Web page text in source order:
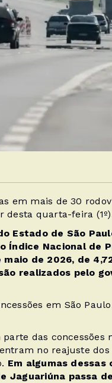
em mais de 30
desta quarta-feira (1º)
Estado de São
Índice Nacional de
de 2026, de
realizados pelo
em São
das concessões
no reajuste
Em algumas
Jaguariúna passa